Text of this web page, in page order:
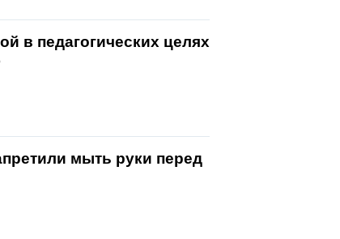
в педагогических целях
мыть руки перед